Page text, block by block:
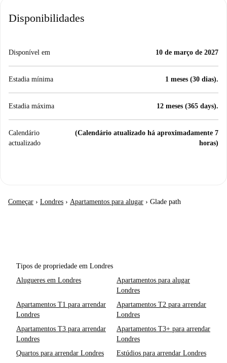
Disponibilidades
Disponível em 10 de março de 2027
Estadia mínima 1 meses (30 dias).
Estadia máxima 12 meses (365 days).
Calendário
actualizado
(Calendário atualizado há aproximadamente 7
horas)
Começar › Londres › Apartamentos para alugar › Glade path
Tipos de propriedade em Londres
Alugueres em Londres
Apartamentos para alugar
Londres
Apartamentos T1 para arrendar
Londres
Apartamentos T2 para arrendar
Londres
Apartamentos T3 para arrendar
Londres
Apartamentos T3+ para arrendar
Londres
Quartos para arrendar Londres
Estúdios para arrendar Londres